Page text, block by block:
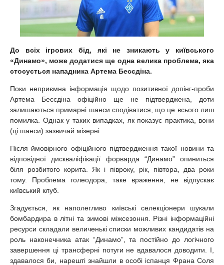
До всіх ігрових бід, які не зникають у київського
«Динамо», може додатися ще одна велика проблема, яка
стосується нападника Артема Бесєдіна.
Поки неприємна інформація щодо позитивної допінг-проби
Артема Бесєдіна офіційно ще не підтверджена, доти
залишаються примарні шанси сподіватися, що це всього лиш
помилка. Однак у таких випадках, як показує практика, вони
(ці шанси) зазвичай мізерні.
Після ймовірного офіційного підтвердження такої новини та
відповідної дискваліфікації форварда “Динамо” опиниться
біля розбитого корита. Як і півроку, рік, півтора, два роки
тому. Проблема голеодора, таке враження, не відпускає
київський клуб.
Згадується, як наполегливо київські селекціонери шукали
бомбардира в літні та зимові міжсезоння. Різні інформаційні
ресурси складали величенькі списки можливих кандидатів на
роль наконечника атак “Динамо”, та постійно до логічного
завершення ці трансферні потуги не вдавалося доводити. І,
здавалося би, нарешті знайшли в особі іспанця Франа Соля